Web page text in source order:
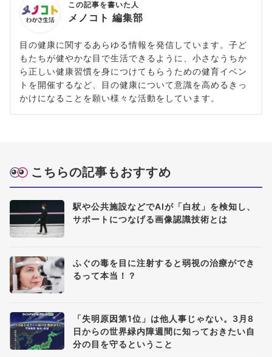
この記事を書いた人
メノコト 編集部
目の健康に関するあらゆる情報を発信しています。子ど
もたちが健やかな目で生活できるように、小さなうちか
ら正しい健康習慣を身につけてもらうための健育イベン
トを開催するなど、目の健康について意識を高めるきっ
かけになることを願い様々な活動をしています。
こちらの記事もおすすめ
駅や公共施設などでAIが「白杖」を検知し、
サポートにつなげる画像認識技術とは
ふぐの毒を目に注射すると弱視の治療ができ
るって本当！？
「失明原因第1位」は他人事じゃない。3月8
日からの世界緑内障週間に知っておきたい自
分の目を守るということ